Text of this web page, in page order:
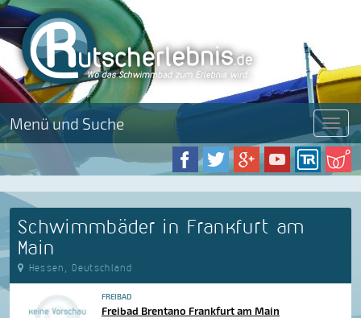
Menü und Suche Menü
Schwimmbäder in Frankfurt am
Main
Hessen, Deutschland
FREIBAD
Freibad Brentano Frankfurt am Main